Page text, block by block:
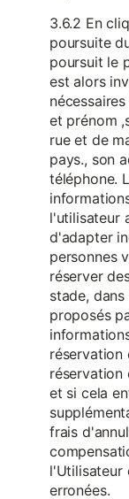
3.6.2 En
poursuite
poursuit le
est alors
et prénom
rue et de
pays., son
téléphone.
l'utilisateur
d'adapter
personnes
réserver
stade,
proposés
réservation
réservation
et si cela
frais
l'Utilisateur
erronées.